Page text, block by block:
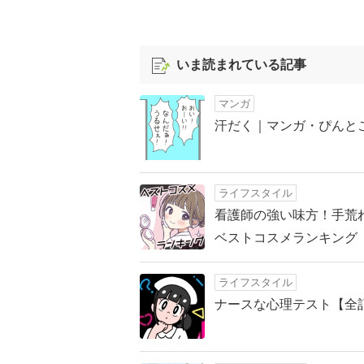
いま読まれている記事
マンガ
汗だく｜マンガ・ぴんと
ライフスタイル
看護師の強い味方！手荒
ベストコスメランキング
ライフスタイル
ナースな心理テスト【全